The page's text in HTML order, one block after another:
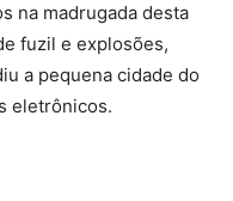
na madrugada desta
fuzil e explosões,
a pequena cidade do
eletrônicos.